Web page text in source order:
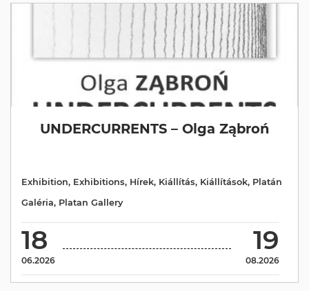
UNDERCURRENTS – Olga Ząbroń
18
06.2026
19
08.2026
Exhibition, Exhibitions, Hírek, Kiállítás, Kiállítások, Platán
Galéria, Platan Gallery